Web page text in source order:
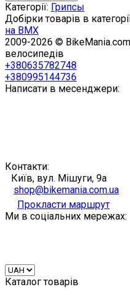
Категорії: Грипсы
Добірки товарів в
на BMX
2009-2026 ©
велосипедів
+380635782748
+380995144736
Написати в месенджери:
Контакти:
Київ, вул. Мішуги, 9а
shop@bikemania.com.ua
Прокласти маршрут
Ми в соціальних мережах:
Каталог товарів